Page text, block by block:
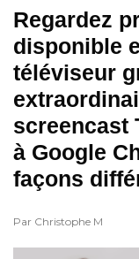
Regardez
disponible
téléviseur
screencast
à Google
façons
Par Christophe M